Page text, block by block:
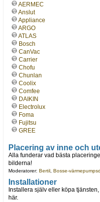
AERMEC
Anslut
Appliance
ARGO
ATLAS
Bosch
CanVac
Carrier
Chofu
Chunlan
Coolix
Comfee
DAIKIN
Electrolux
Foma
Fujitsu
GREE
Placering av inne och
Alla funderar vad bästa
bilderna!
Moderatorer: Bertil, Bosse-
Installationer
Installera själv eller köpa
här.